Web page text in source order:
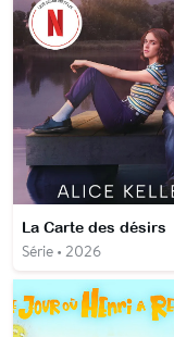
La Carte des désirs
Série • 2026